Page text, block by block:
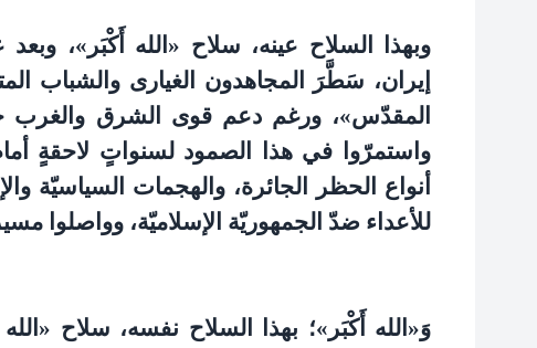
وبهذا السلاح عينه، سلاح «الله أَكْبَر»،
إيران، سَطَّرَ المجاهدون الغيارى والشباب
المقدّس»، ورغم دعم قوى الشرق والغرب
واستمرّوا في هذا الصمود لسنواتٍ لاحقةٍ
أنواع الحظر الجائرة، والهجمات السياسيّة
للأعداء ضدّ الجمهوريّة الإسلاميّة، وواصلوا
وَ«الله أَكْبَر»؛ بهذا السلاح نفسه، سلاح